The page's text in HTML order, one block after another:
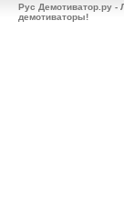
Рус Демотиватор.ру -
демотиваторы!